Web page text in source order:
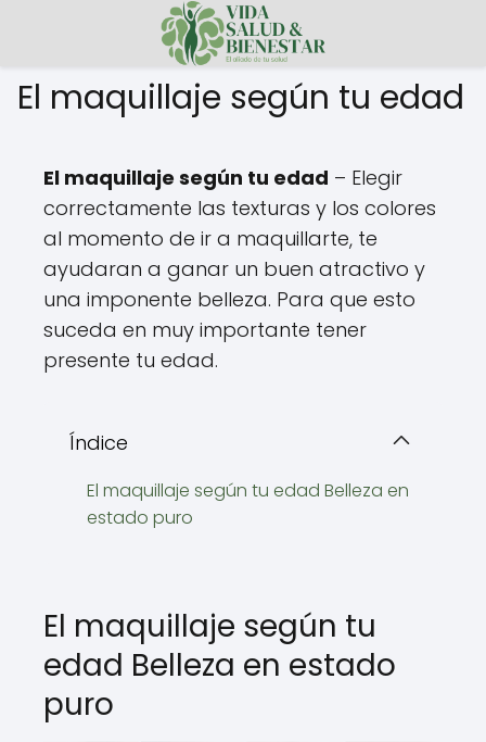
El maquillaje según tu edad
El maquillaje según tu edad – Elegir
correctamente las texturas y los colores
al momento de ir a maquillarte, te
ayudaran a ganar un buen atractivo y
una imponente belleza. Para que esto
suceda en muy importante tener
presente tu edad.
Índice
El maquillaje según tu edad Belleza en
estado puro
El maquillaje según tu
edad Belleza en estado
puro